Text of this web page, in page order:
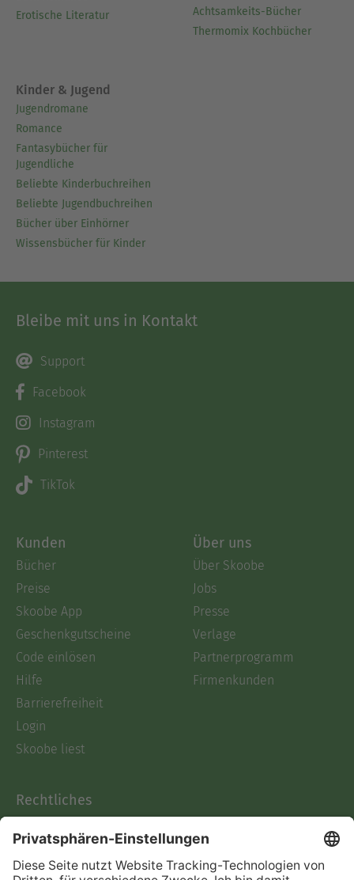
Erotische Literatur
Achtsamkeits-Bücher
Thermomix Kochbücher
Kinder & Jugend
Jugendromane
Romance
Fantasybücher für
Jugendliche
Beliebte Kinderbuchreihen
Beliebte Jugendbuchreihen
Bücher über Einhörner
Wissensbücher für Kinder
Bleibe mit uns in Kontakt
Support
Facebook
Instagram
Pinterest
TikTok
Kunden
Bücher
Preise
Skoobe App
Geschenkgutscheine
Code einlösen
Hilfe
Barrierefreiheit
Login
Skoobe liest
Über uns
Über Skoobe
Jobs
Presse
Verlage
Partnerprogramm
Firmenkunden
Rechtliches
AGB
Informationen nach Data